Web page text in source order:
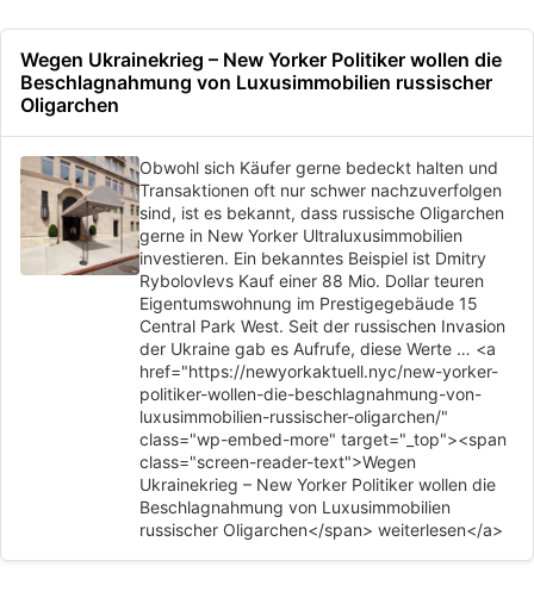
Wegen Ukrainekrieg – New Yorker Politiker wollen die
Beschlagnahmung von Luxusimmobilien russischer
Oligarchen
Obwohl sich Käufer gerne bedeckt halten und
Transaktionen oft nur schwer nachzuverfolgen
sind, ist es bekannt, dass russische Oligarchen
gerne in New Yorker Ultraluxusimmobilien
investieren. Ein bekanntes Beispiel ist Dmitry
Rybolovlevs Kauf einer 88 Mio. Dollar teuren
Eigentumswohnung im Prestigegebäude 15
Central Park West. Seit der russischen Invasion
der Ukraine gab es Aufrufe, diese Werte … <a
href="https://newyorkaktuell.nyc/new-yorker-
politiker-wollen-die-beschlagnahmung-von-
luxusimmobilien-russischer-oligarchen/"
class="wp-embed-more" target="_top"><span
class="screen-reader-text">Wegen
Ukrainekrieg – New Yorker Politiker wollen die
Beschlagnahmung von Luxusimmobilien
russischer Oligarchen</span> weiterlesen</a>